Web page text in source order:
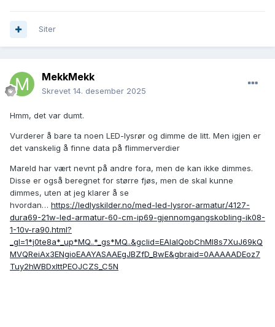
Siter
MekkMekk
Skrevet 14. desember 2025
Hmm, det var dumt.
Vurderer å bare ta noen LED-lysrør og dimme de litt. Men igjen er
det vanskelig å finne data på flimmerverdier
Mareld har vært nevnt på andre fora, men de kan ikke dimmes.
Disse er også beregnet for større fjøs, men de skal kunne
dimmes, uten at jeg klarer å se
hvordan… https://ledlyskilder.no/med-led-lysror-armatur/4127-
dura69-21w-led-armatur-60-cm-ip69-gjennomgangskobling-ik08-
1-10v-ra90.html?
_gl=1*j0te8a*_up*MQ..*_gs*MQ..&gclid=EAIaIQobChMI8s7XuJ69kQ
MVQReiAx3ENgioEAAYASAAEgJBZfD_BwE&gbraid=0AAAAADEoz7
Tuy2hWBDxIttPEOJCZS_C5N